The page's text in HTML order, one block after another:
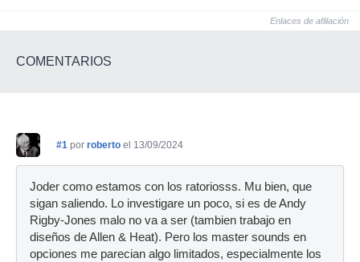
Enlaces de afiliación
COMENTARIOS
#1 por roberto el 13/09/2024
Joder como estamos con los ratoriosss. Mu bien, que
sigan saliendo. Lo investigare un poco, si es de Andy
Rigby-Jones malo no va a ser (tambien trabajo en
diseños de Allen & Heat). Pero los master sounds en
opciones me parecian algo limitados, especialmente los